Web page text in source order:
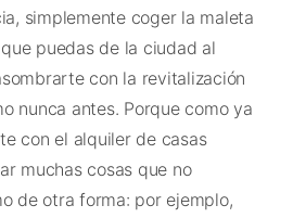
simplemente coger la maleta
puedas de la ciudad al
con la revitalización
nunca antes. Porque como ya
con el alquiler de casas
muchas cosas que no
de otra forma: por ejemplo,